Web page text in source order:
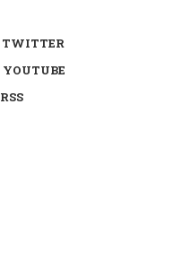
TWITTER
YOUTUBE
RSS